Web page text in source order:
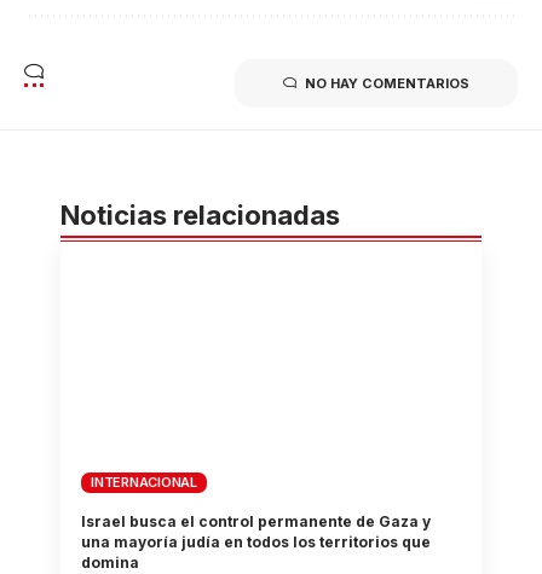
NO HAY COMENTARIOS
Noticias relacionadas
INTERNACIONAL
Israel busca el control permanente de Gaza y
una mayoría judía en todos los territorios que
domina